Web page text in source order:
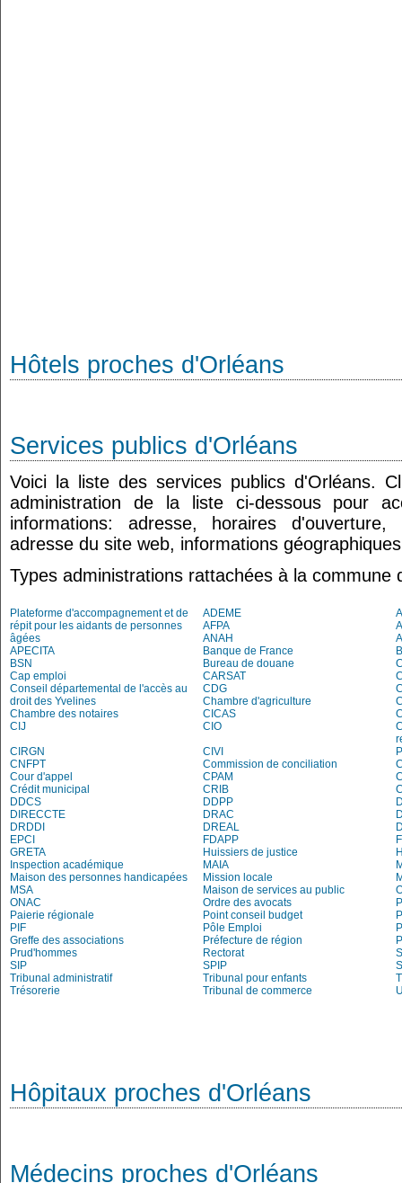
Hôtels proches d'Orléans
Services publics d'Orléans
Voici la liste des services publics d'Orléans.
administration de la liste ci-dessous pour
informations: adresse, horaires
adresse du site web, informations
Types administrations rattachées à la commune
Plateforme d'accompagnement et de
répit pour les aidants de personnes
âgées
ADEME
AFPA
ANAH
APECITA
Banque de France
BSN
Bureau de douane
Cap emploi
CARSAT
Conseil départemental de l'accès au
droit des Yvelines
CDG
Chambre d'agriculture
Chambre des notaires
CICAS
CIJ
CIO
CIRGN
CIVI
CNFPT
Commission de conciliation
Cour d'appel
CPAM
Crédit municipal
CRIB
DDCS
DDPP
DIRECCTE
DRAC
DRDDI
DREAL
EPCI
FDAPP
GRETA
Huissiers de justice
Inspection académique
MAIA
Maison des personnes handicapées
Mission locale
MSA
Maison de services au public
ONAC
Ordre des avocats
Paierie régionale
Point conseil budget
PIF
Pôle Emploi
Greffe des associations
Préfecture de région
Prud'hommes
Rectorat
SIP
SPIP
Tribunal administratif
Tribunal pour enfants
Trésorerie
Tribunal de commerce
Hôpitaux proches d'Orléans
Médecins proches d'Orléans